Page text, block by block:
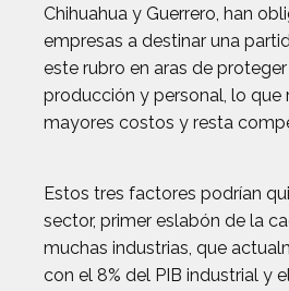
Chihuahua y Guerrero, han
empresas a destinar una
este rubro en aras de
producción y personal, lo que
mayores costos y resta
Estos tres factores podrían
sector, primer eslabón de la
muchas industrias, que
con el 8% del PIB industrial y